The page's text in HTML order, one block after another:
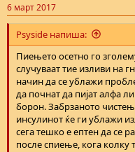
s
:
6 март 2017
Psyside напиша:
Пиењето осетно го
случуваат тие изливи на
начин да се ублажи
да почнат да пијат алфа
борон. Забрзаното
инсулинот ќе ги ублажи
сега тешко е ептен да се
после спиење, кога колку